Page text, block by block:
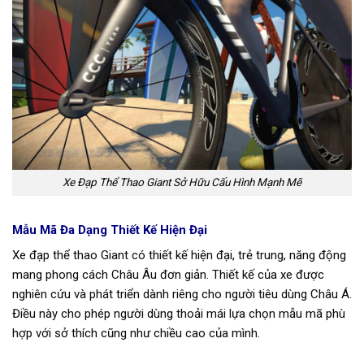
Xe Đạp Thể Thao Giant Sở Hữu Cấu Hình Mạnh Mẽ
Mẫu Mã Đa Dạng Thiết Kế Hiện Đại
Xe đạp thể thao Giant có thiết kế hiện đại, trẻ trung, năng động
mang phong cách Châu Âu đơn giản. Thiết kế của xe được
nghiên cứu và phát triển dành riêng cho người tiêu dùng Châu Á.
Điều này cho phép người dùng thoải mái lựa chọn mẫu mã phù
hợp với sở thích cũng như chiều cao của mình.